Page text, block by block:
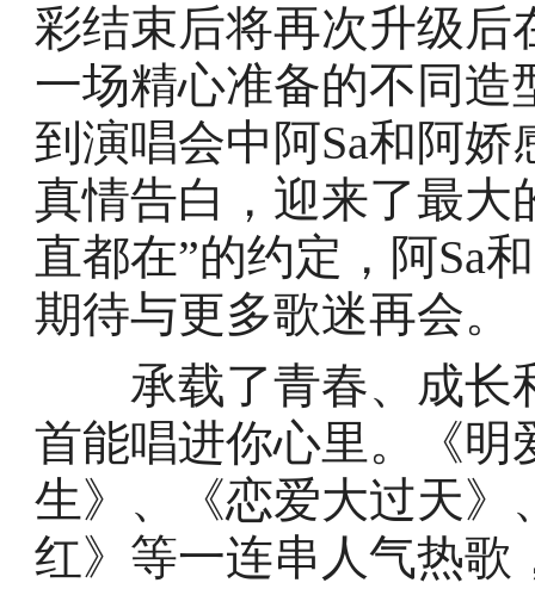
彩结束后将再次升级后
一场精心准备的不同造
到演唱会中阿Sa和阿
真情告白，迎来了最大
直都在”的约定，阿Sa
期待与更多歌迷再会。
承载了青春、成长
首能唱进你心里。《明
生》、《恋爱大过天》
红》等一连串人气热歌